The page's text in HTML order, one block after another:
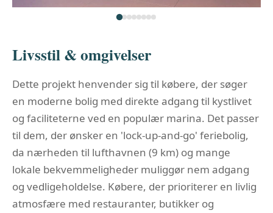
Livsstil & omgivelser
Dette projekt henvender sig til købere, der søger
en moderne bolig med direkte adgang til kystlivet
og faciliteterne ved en populær marina. Det passer
til dem, der ønsker en 'lock-up-and-go' feriebolig,
da nærheden til lufthavnen (9 km) og mange
lokale bekvemmeligheder muliggør nem adgang
og vedligeholdelse. Købere, der prioriterer en livlig
atmosfære med restauranter, butikker og